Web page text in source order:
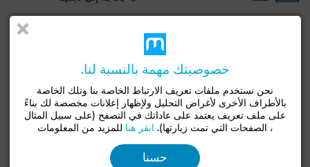
نوع الأرضية
الرخام
مصعد مفروشة صالون أوروبي مكيف مطبخ مجهز
ثلاجة فرن
خصوصيتك مهمة بالنسبة لنا.
نحن نستخدم ملفات تعريف الارتباط الخاصة بنا وتلك الخاصة
بالأطراف الأخرى لأغراض التحليل ولإظهار إعلانات مخصصة لك بناءً
على ملف تعريف يعتمد على عاداتك في التصفح (على سبيل المثال
، الصفحات التي تمت زيارتها). انقر هنا للمزيد من المعلومات
حسنا